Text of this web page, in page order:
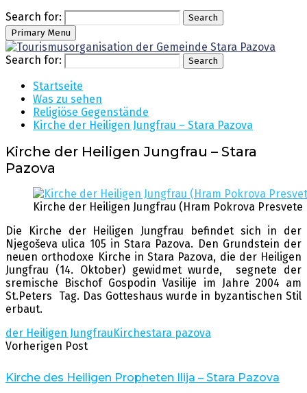
Search for:
Search
Primary Menu
Search for: Search
Startseite
Was zu sehen
Religiöse Gegenstände
Kirche der Heiligen Jungfrau – Stara Pazova
Kirche der Heiligen Jungfrau – Stara
Pazova
Kirche der Heiligen Jungfrau (Hram Pokrova Presvete
Die Kirche der Heiligen Jungfrau befindet sich in der
Njegoševa ulica 105 in Stara Pazova. Den Grundstein der
neuen orthodoxe Kirche in Stara Pazova, die der Heiligen
Jungfrau (14. Oktober) gewidmet wurde, segnete der
sremische Bischof Gospodin Vasilije im Jahre 2004 am
St.Peters Tag. Das Gotteshaus wurde in byzantischen Stil
erbaut.
der Heiligen Jungfrau Kirchestara pazova
Vorherigen Post
Kirche des Heiligen Propheten Ilija – Stara Pazova